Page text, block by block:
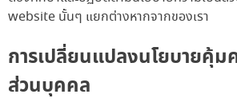
website นั้นๆ แยกต่างหากจากของเรา
การเปลี่ยนแปลงนโยบายคุ้ม
ส่วนบุคคล